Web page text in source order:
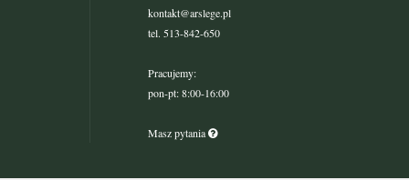
kontakt@arslege.pl
tel. 513-842-650
Pracujemy:
pon-pt: 8:00-16:00
Masz pytania